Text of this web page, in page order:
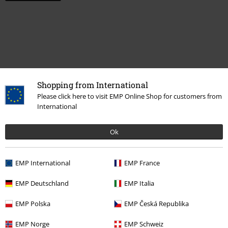
Shopping from International
Please click here to visit EMP Online Shop for customers from
International
Ok
EMP International EMP France
EMP Deutschland EMP Italia
EMP Polska EMP Česká Republika
EMP Norge EMP Schweiz
Więcej kategorii. Więcej możliwości.
Odzież Skarpetki i Rajstopy Skarpetki
Odzież & akcesoria Jednoczęściowe Bielizna
Motywy Czarna odzież
Mężczyźni Odzież